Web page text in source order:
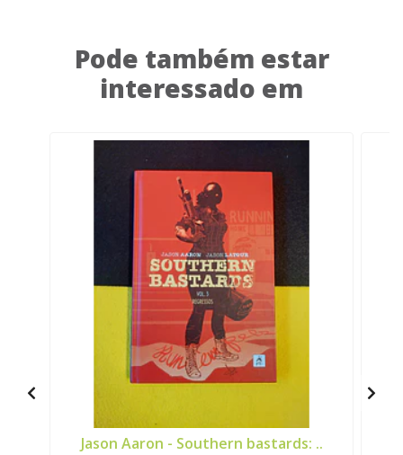
Pode também estar
interessado em
Jason Aaron - Southern bastards: ..